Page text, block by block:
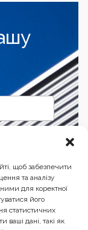
щоб забезпечити
та аналізу
для коректної
його
статистичних
ваші дані, такі як